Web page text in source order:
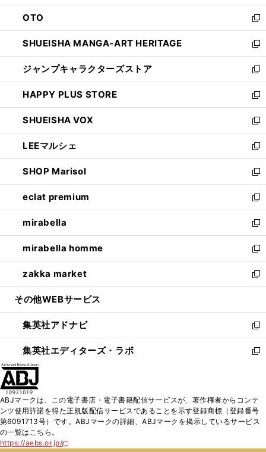
ウ
で
開
く
ン
ド
ウ
で
開
く
OTO
新
し
い
ウ
ィ
ン
ド
ウ
で
開
く
SHUEISHA MANGA-ART HERITAGE
新
し
い
ウ
ィ
ン
ド
ウ
で
開
く
ジャンプキャラクターズストア
新
し
い
ウ
ィ
ン
ド
ウ
で
開
く
HAPPY PLUS STORE
新
し
い
ウ
ィ
ン
ド
ウ
で
開
く
SHUEISHA VOX
新
し
い
ウ
ィ
ン
ド
ウ
で
開
く
LEEマルシェ
新
し
い
ウ
ィ
ン
ド
ウ
で
開
く
SHOP Marisol
新
し
い
ウ
ィ
ン
ド
ウ
で
開
eclat premium
新
し
い
ウ
ィ
ン
ド
ウ
開
く
mirabella
新
し
い
ウ
ィ
ン
ウ
で
開
く
mirabella homme
新
し
い
ウ
ン
ド
ウ
で
zakka market
新
し
ウ
ィ
ン
ド
く
その他WEBサービス
集英社アドナビ
新
し
い
ド
ウ
で
集英社エディターズ・ラボ
新
ィ
ン
ABJマークは、この電子書店・電子書籍配信サービスが、著作権者からコンテ
ンツ使用許諾を得た正規版配信サービスであることを示す登録商標（登録番号
第6091713号）です。ABJマークの詳細、ABJマークを掲示しているサービス
の一覧はこちら。
https://aebs.or.jp/
新